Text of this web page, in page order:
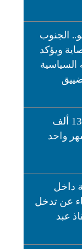
7 يوليو.. الجنوب
ويؤكد
السياسية
دخول أكثر من 13 ألف
واحد
داخل
عن تدخل
عبد